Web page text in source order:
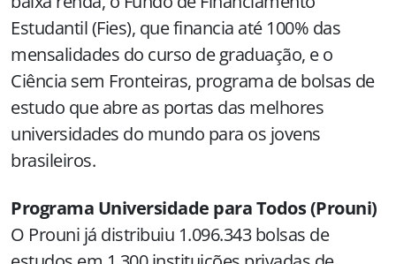
Estudantil (Fies), que financia até 100% das
mensalidades do curso de graduação, e o
Ciência sem Fronteiras, programa de bolsas de
estudo que abre as portas das melhores
universidades do mundo para os jovens
brasileiros.
Programa Universidade para Todos (Prouni)
O Prouni já distribuiu 1.096.343 bolsas de